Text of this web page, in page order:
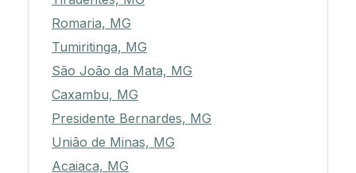
Romaria, MG
Tumiritinga, MG
São João da Mata, MG
Caxambu, MG
Presidente Bernardes, MG
União de Minas, MG
Acaiaca, MG